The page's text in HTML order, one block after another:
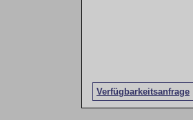
Verfügbarkeitsanfrage